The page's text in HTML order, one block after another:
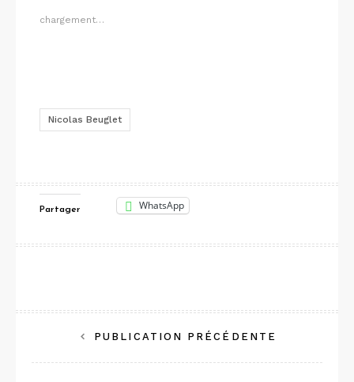
chargement…
Nicolas Beuglet
Partager WhatsApp
Navigation
de
PUBLICATION PRÉCÉDENTE